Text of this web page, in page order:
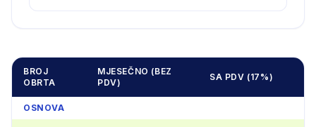
BROJ
OBRTA
MJESEČNO (BEZ
PDV)
SA PDV (17%)
OSNOVA